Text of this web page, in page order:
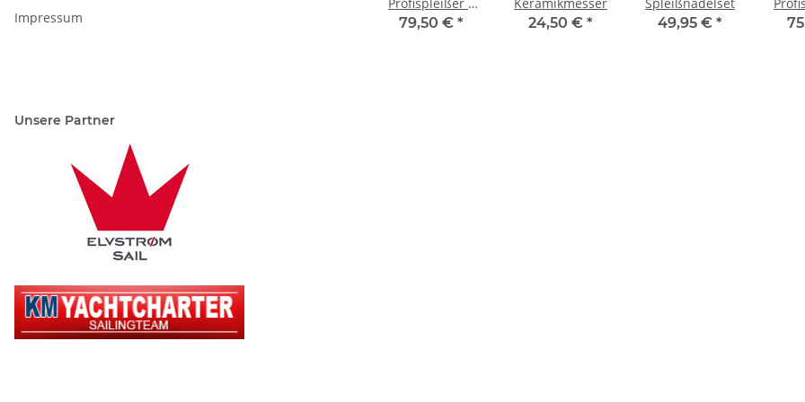
Profispleißer L
12-14mm
79,50 € *
Keramikmesser
24,50 € *
Spleißnadelset
49,95 € *
Impressum
Unsere Partner